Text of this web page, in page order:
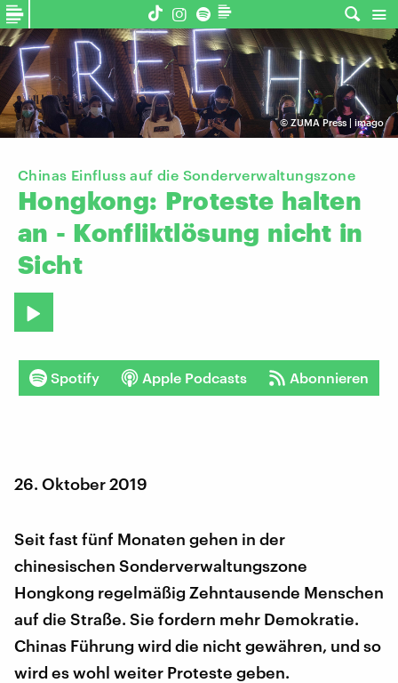
© ZUMA Press | imago
Chinas Einfluss auf die Sonderverwaltungszone
Hongkong: Proteste halten
an - Konfliktlösung nicht in
Sicht
Spotify Apple Podcasts Abonnieren
26. Oktober 2019
Seit fast fünf Monaten gehen in der
chinesischen Sonderverwaltungszone
Hongkong regelmäßig Zehntausende Menschen
auf die Straße. Sie fordern mehr Demokratie.
Chinas Führung wird die nicht gewähren, und so
wird es wohl weiter Proteste geben.